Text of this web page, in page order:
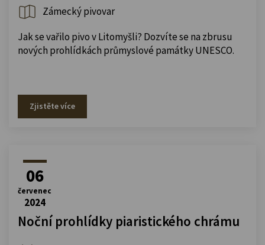
Zámecký pivovar
Jak se vařilo pivo v Litomyšli? Dozvíte se na zbrusu
nových prohlídkách průmyslové památky UNESCO.
Zjistěte více
06
červenec
2024
Noční prohlídky piaristického chrámu